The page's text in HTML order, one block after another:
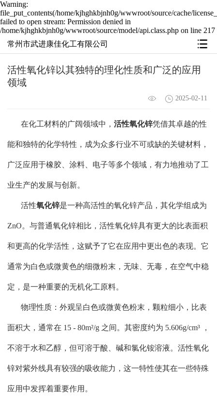
Warning:
file_put_contents(/home/kjhghkbjnh0g/wwwroot/source/cache/
failed to open stream: Permission denied in
/home/kjhghkbjnh0g/wwwroot/source/model/api.class.php on line 217
常州市武进康佳化工有限公司
活性氧化锌以其独特的理化性质和广泛的应用
领域
2025-02-11
在化工材料的广阔领域中， 活性氧化锌凭借其卓越的性
能和独特的化学特性，成为众多行业不可或缺的关键材料，
广泛应用于橡胶、涂料、电子等多个领域，有力地推动了工
业生产的发展与创新。
活性氧化锌是一种高活性的氧化锌产品，其化学组成为
ZnO。与普通氧化锌相比，活性氧化锌具有更大的比表面积
和更高的化学活性，这赋予了它在应用中更出色的表现。它
通常为白色或微黄色的细微粉末，无味、无毒，在空气中稳
定，是一种重要的无机化工原料。
物理性质：外观呈白色或微黄色粉末，颗粒细小，比表
面积大，通常在 15 - 80m²/g 之间。其密度约为 5.606g/cm³ ，
不溶于水和乙醇，但可溶于酸、碱和氯化铵溶液。活性氧化
锌对紫外线具有较强的吸收能力，这一特性使其在一些特殊
应用中发挥着重要作用。